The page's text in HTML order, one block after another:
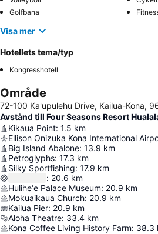
Golfbana
Visa mer
Hotellets tema/typ
Kongresshotell
Område
72-100 Ka'upulehu Drive, Kailua-Kona,
Avstånd till Four Seasons Resort
Kikaua Point: 1.5 km
Ellison Onizuka Kona International
Big Island Abalone: 13.9 km
Petroglyphs: 17.3 km
Silky Sportfishing: 17.9 km
: 20.6 km
Hulihe‘e Palace Museum: 20.9 km
Mokuaikaua Church: 20.9 km
Kailua Pier: 20.9 km
Aloha Theatre: 33.4 km
Kona Coffee Living History Farm: 38.3